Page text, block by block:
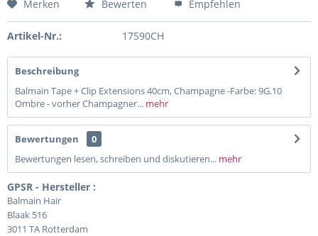
Merken Bewerten Empfehlen
Artikel-Nr.: 17590CH
Beschreibung
Balmain Tape + Clip Extensions 40cm, Champagne -Farbe: 9G.10
Ombre - vorher Champagner... mehr
Bewertungen
0
Bewertungen lesen, schreiben und diskutieren... mehr
GPSR - Hersteller :
Balmain Hair
Blaak 516
3011 TA Rotterdam